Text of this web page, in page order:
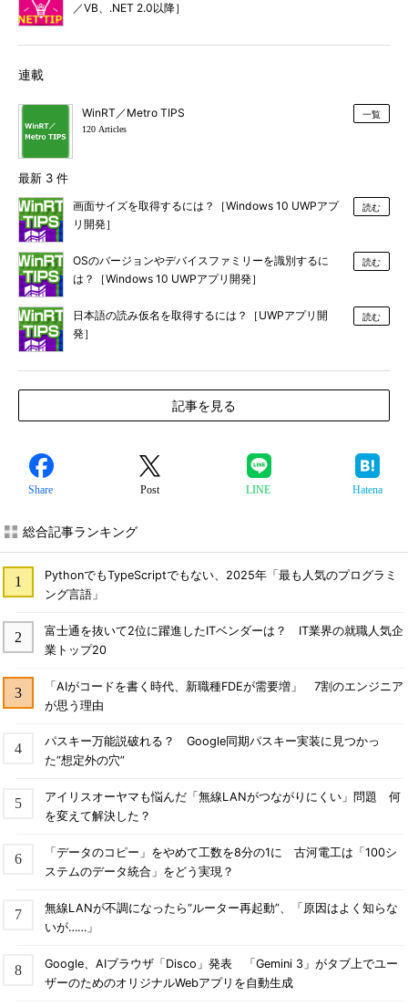
／VB、.NET 2.0以降］
連載
WinRT／Metro TIPS
120 Articles
一覧
最新 3 件
画面サイズを取得するには？［Windows 10 UWPアプ
リ開発］
読む
OSのバージョンやデバイスファミリーを識別するに
は？［Windows 10 UWPアプリ開発］
読む
日本語の読み仮名を取得するには？［UWPアプリ開
発］
読む
記事を見る
Share Post LINE Hatena
総合記事ランキング
PythonでもTypeScriptでもない、2025年「最も人気のプログラミ
ング言語」
富士通を抜いて2位に躍進したITベンダーは？ IT業界の就職人気企
業トップ20
「AIがコードを書く時代、新職種FDEが需要増」 7割のエンジニア
が思う理由
パスキー万能説破れる？ Google同期パスキー実装に見つかっ
た“想定外の穴”
アイリスオーヤマも悩んだ「無線LANがつながりにくい」問題 何
を変えて解決した？
「データのコピー」をやめて工数を8分の1に 古河電工は「100シ
ステムのデータ統合」をどう実現？
無線LANが不調になったら“ルーター再起動”、「原因はよく知らな
いが……」
Google、AIブラウザ「Disco」発表 「Gemini 3」がタブ上でユー
ザーのためのオリジナルWebアプリを自動生成